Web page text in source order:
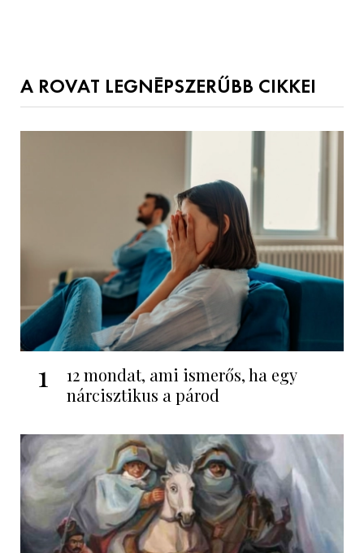
A ROVAT LEGNÉPSZERŰBB CIKKEI
1
12 mondat, ami ismerős, ha egy
nárcisztikus a párod